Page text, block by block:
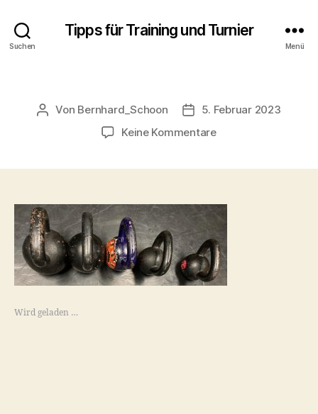
Suchen
Tipps für Training und Turnier
Menü
Beitragsautor
Von Bernhard_Schoon Veröffentlichungsdatum
5. Februar 2023
Keine Kommentarezu
Wird geladen …